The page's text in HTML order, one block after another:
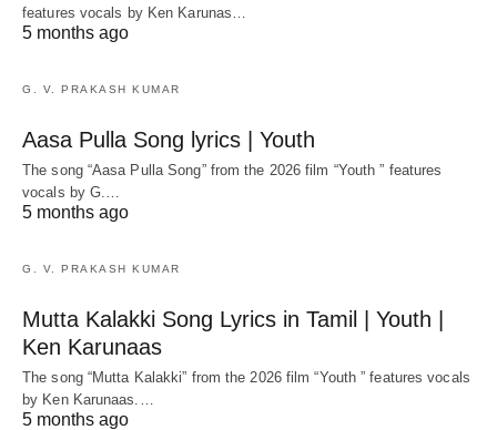
features vocals by Ken Karunas…
5 months ago
G. V. PRAKASH KUMAR
Aasa Pulla Song lyrics | Youth
The song “Aasa Pulla Song” from the 2026 film “Youth ” features
vocals by G.…
5 months ago
G. V. PRAKASH KUMAR
Mutta Kalakki Song Lyrics in Tamil | Youth |
Ken Karunaas
The song “Mutta Kalakki” from the 2026 film “Youth ” features vocals
by Ken Karunaas.…
5 months ago